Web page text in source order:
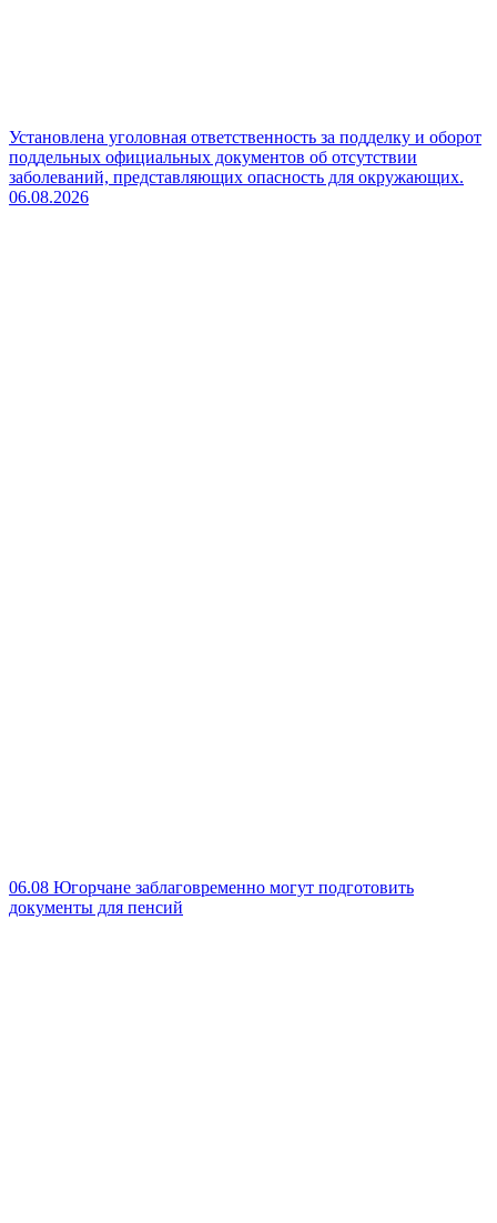
Установлена уголовная ответственность за подделку и оборот
поддельных официальных документов об отсутствии
заболеваний, представляющих опасность для окружающих.
06.08.2026
06.08 Югорчане заблаговременно могут подготовить
документы для пенсий